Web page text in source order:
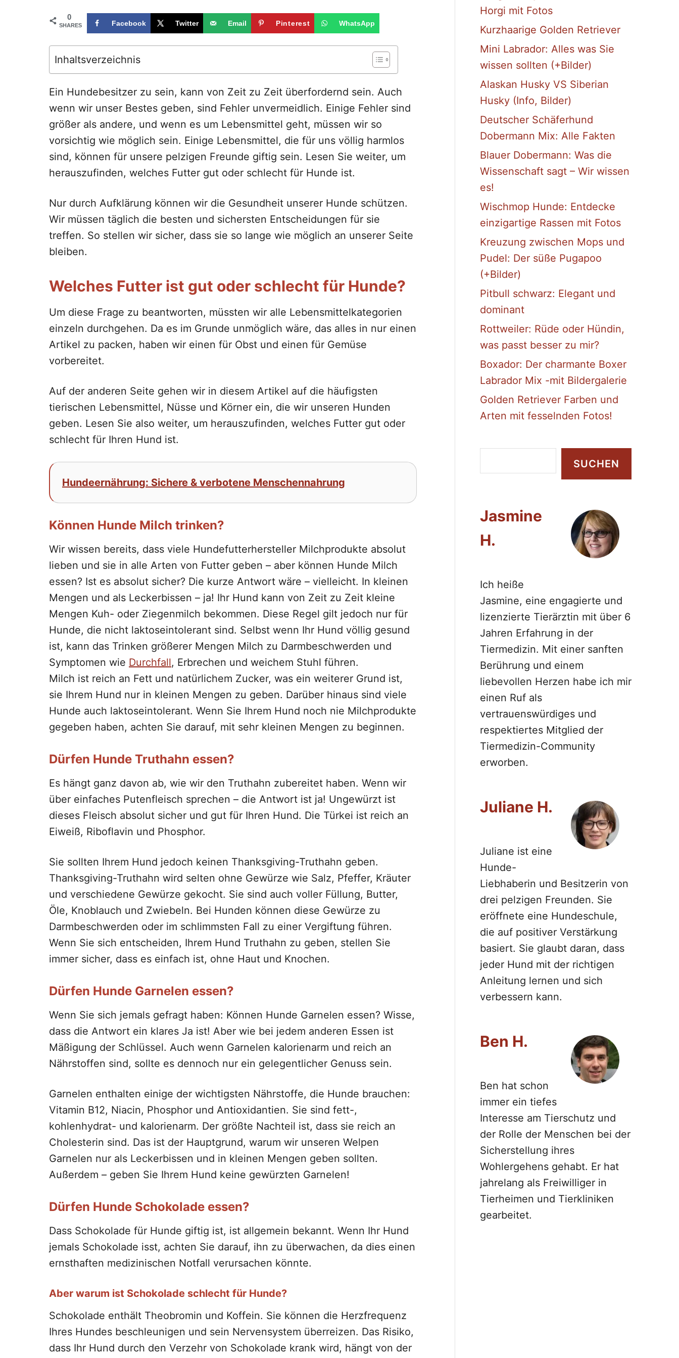
0
SHARES Facebook Twitter Email Pinterest WhatsApp
Inhaltsverzeichnis
Ein Hundebesitzer zu sein, kann von Zeit zu Zeit überfordernd sein. Auch
wenn wir unser Bestes geben, sind Fehler unvermeidlich. Einige Fehler sind
größer als andere, und wenn es um Lebensmittel geht, müssen wir so
vorsichtig wie möglich sein. Einige Lebensmittel, die für uns völlig harmlos
sind, können für unsere pelzigen Freunde giftig sein. Lesen Sie weiter, um
herauszufinden, welches Futter gut oder schlecht für Hunde ist.
Nur durch Aufklärung können wir die Gesundheit unserer Hunde schützen.
Wir müssen täglich die besten und sichersten Entscheidungen für sie
treffen. So stellen wir sicher, dass sie so lange wie möglich an unserer Seite
bleiben.
Welches Futter ist gut oder schlecht für Hunde?
Um diese Frage zu beantworten, müssten wir alle Lebensmittelkategorien
einzeln durchgehen. Da es im Grunde unmöglich wäre, das alles in nur einen
Artikel zu packen, haben wir einen für Obst und einen für Gemüse
vorbereitet.
Auf der anderen Seite gehen wir in diesem Artikel auf die häufigsten
tierischen Lebensmittel, Nüsse und Körner ein, die wir unseren Hunden
geben. Lesen Sie also weiter, um herauszufinden, welches Futter gut oder
schlecht für Ihren Hund ist.
Hundeernährung: Sichere & verbotene Menschennahrung
Können Hunde Milch trinken?
Wir wissen bereits, dass viele Hundefutterhersteller Milchprodukte absolut
lieben und sie in alle Arten von Futter geben – aber können Hunde Milch
essen? Ist es absolut sicher? Die kurze Antwort wäre – vielleicht. In kleinen
Mengen und als Leckerbissen – ja! Ihr Hund kann von Zeit zu Zeit kleine
Mengen Kuh- oder Ziegenmilch bekommen. Diese Regel gilt jedoch nur für
Hunde, die nicht laktoseintolerant sind. Selbst wenn Ihr Hund völlig gesund
ist, kann das Trinken größerer Mengen Milch zu Darmbeschwerden und
Symptomen wie Durchfall, Erbrechen und weichem Stuhl führen.
Milch ist reich an Fett und natürlichem Zucker, was ein weiterer Grund ist,
sie Ihrem Hund nur in kleinen Mengen zu geben. Darüber hinaus sind viele
Hunde auch laktoseintolerant. Wenn Sie Ihrem Hund noch nie Milchprodukte
gegeben haben, achten Sie darauf, mit sehr kleinen Mengen zu beginnen.
Dürfen Hunde Truthahn essen?
Es hängt ganz davon ab, wie wir den Truthahn zubereitet haben. Wenn wir
über einfaches Putenfleisch sprechen – die Antwort ist ja! Ungewürzt ist
dieses Fleisch absolut sicher und gut für Ihren Hund. Die Türkei ist reich an
Eiweiß, Riboflavin und Phosphor.
Sie sollten Ihrem Hund jedoch keinen Thanksgiving-Truthahn geben.
Thanksgiving-Truthahn wird selten ohne Gewürze wie Salz, Pfeffer, Kräuter
und verschiedene Gewürze gekocht. Sie sind auch voller Füllung, Butter,
Öle, Knoblauch und Zwiebeln. Bei Hunden können diese Gewürze zu
Darmbeschwerden oder im schlimmsten Fall zu einer Vergiftung führen.
Wenn Sie sich entscheiden, Ihrem Hund Truthahn zu geben, stellen Sie
immer sicher, dass es einfach ist, ohne Haut und Knochen.
Dürfen Hunde Garnelen essen?
Wenn Sie sich jemals gefragt haben: Können Hunde Garnelen essen? Wisse,
dass die Antwort ein klares Ja ist! Aber wie bei jedem anderen Essen ist
Mäßigung der Schlüssel. Auch wenn Garnelen kalorienarm und reich an
Nährstoffen sind, sollte es dennoch nur ein gelegentlicher Genuss sein.
Garnelen enthalten einige der wichtigsten Nährstoffe, die Hunde brauchen:
Vitamin B12, Niacin, Phosphor und Antioxidantien. Sie sind fett-,
kohlenhydrat- und kalorienarm. Der größte Nachteil ist, dass sie reich an
Cholesterin sind. Das ist der Hauptgrund, warum wir unseren Welpen
Garnelen nur als Leckerbissen und in kleinen Mengen geben sollten.
Außerdem – geben Sie Ihrem Hund keine gewürzten Garnelen!
Dürfen Hunde Schokolade essen?
Dass Schokolade für Hunde giftig ist, ist allgemein bekannt. Wenn Ihr Hund
jemals Schokolade isst, achten Sie darauf, ihn zu überwachen, da dies einen
ernsthaften medizinischen Notfall verursachen könnte.
Aber warum ist Schokolade schlecht für Hunde?
Schokolade enthält Theobromin und Koffein. Sie können die Herzfrequenz
Ihres Hundes beschleunigen und sein Nervensystem überreizen. Das Risiko,
dass Ihr Hund durch den Verzehr von Schokolade krank wird, hängt von der
Horgi mit Fotos
Kurzhaarige Golden Retriever
Mini Labrador: Alles was Sie
wissen sollten (+Bilder)
Alaskan Husky VS Siberian
Husky (Info, Bilder)
Deutscher Schäferhund
Dobermann Mix: Alle Fakten
Blauer Dobermann: Was die
Wissenschaft sagt – Wir wissen
es!
Wischmop Hunde: Entdecke
einzigartige Rassen mit Fotos
Kreuzung zwischen Mops und
Pudel: Der süße Pugapoo
(+Bilder)
Pitbull schwarz: Elegant und
dominant
Rottweiler: Rüde oder Hündin,
was passt besser zu mir?
Boxador: Der charmante Boxer
Labrador Mix -mit Bildergalerie
Golden Retriever Farben und
Arten mit fesselnden Fotos!
u
e
n
SUCHEN
Jasmine
H.
Ich heiße
Jasmine, eine engagierte und
lizenzierte Tierärztin mit über 6
Jahren Erfahrung in der
Tiermedizin. Mit einer sanften
Berührung und einem
liebevollen Herzen habe ich mir
einen Ruf als
vertrauenswürdiges und
respektiertes Mitglied der
Tiermedizin-Community
erworben.
Juliane H.
Juliane ist eine
Hunde-
Liebhaberin und Besitzerin von
drei pelzigen Freunden. Sie
eröffnete eine Hundeschule,
die auf positiver Verstärkung
basiert. Sie glaubt daran, dass
jeder Hund mit der richtigen
Anleitung lernen und sich
verbessern kann.
Ben H.
Ben hat schon
immer ein tiefes
Interesse am Tierschutz und
der Rolle der Menschen bei der
Sicherstellung ihres
Wohlergehens gehabt. Er hat
jahrelang als Freiwilliger in
Tierheimen und Tierkliniken
gearbeitet.